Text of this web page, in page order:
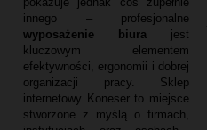
innego – profesjonalne
wyposażenie biura jest
kluczowym elementem
efektywności, ergonomii i dobrej
organizacji pracy. Sklep
internetowy Koneser to miejsce
stworzone z myślą o firmach,